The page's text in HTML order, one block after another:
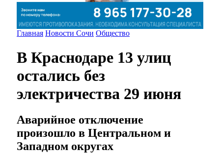
Главная Новости Сочи Общество
В Краснодаре 13 улиц
остались без
электричества 29 июня
Аварийное отключение
произошло в Центральном и
Западном округах